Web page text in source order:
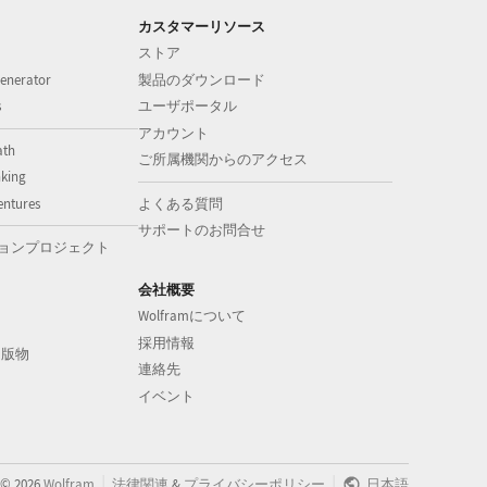
ンプロジェクト
物
カスタマーリソース
ストア
製品のダウンロード
ユーザポータル
アカウント
ご所属機関からのアクセス
よくある質問
サポートのお問合せ
会社概要
Wolframについて
採用情報
連絡先
イベント